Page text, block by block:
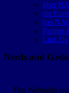
über
die
das
Partner
Link Us
Nerds and
Das Webradio